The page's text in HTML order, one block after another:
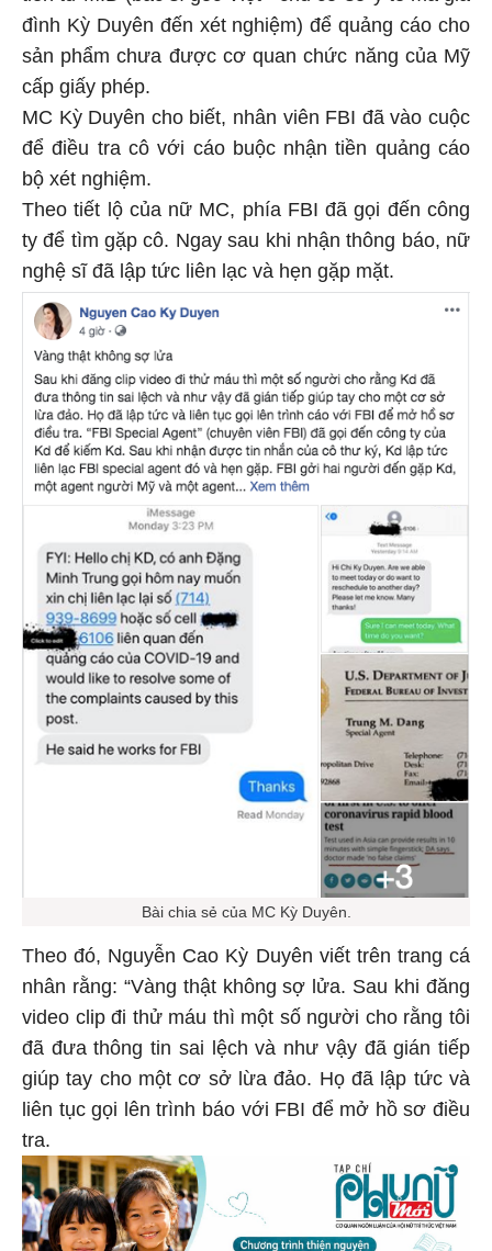
đình Kỳ Duyên đến xét nghiệm) để quảng cáo cho
sản phẩm chưa được cơ quan chức năng của Mỹ
cấp giấy phép.
MC Kỳ Duyên cho biết, nhân viên FBI đã vào cuộc
để điều tra cô với cáo buộc nhận tiền quảng cáo
bộ xét nghiệm.
Theo tiết lộ của nữ MC, phía FBI đã gọi đến công
ty để tìm gặp cô. Ngay sau khi nhận thông báo, nữ
nghệ sĩ đã lập tức liên lạc và hẹn gặp mặt.
Bài chia sẻ của MC Kỳ Duyên.
Theo đó, Nguyễn Cao Kỳ Duyên viết trên trang cá
nhân rằng: “Vàng thật không sợ lửa. Sau khi đăng
video clip đi thử máu thì một số người cho rằng tôi
đã đưa thông tin sai lệch và như vậy đã gián tiếp
giúp tay cho một cơ sở lừa đảo. Họ đã lập tức và
liên tục gọi lên trình báo với FBI để mở hồ sơ điều
tra.